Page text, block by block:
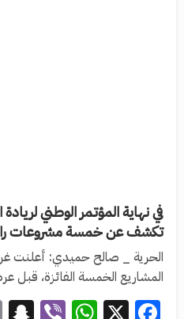
في نهاية المؤتمر الوطني
تكشف عن خمسة مشروعات
الحرية _ صالح حميدي: أعلنت
المشاريع الخمسة الفائزة، قبل